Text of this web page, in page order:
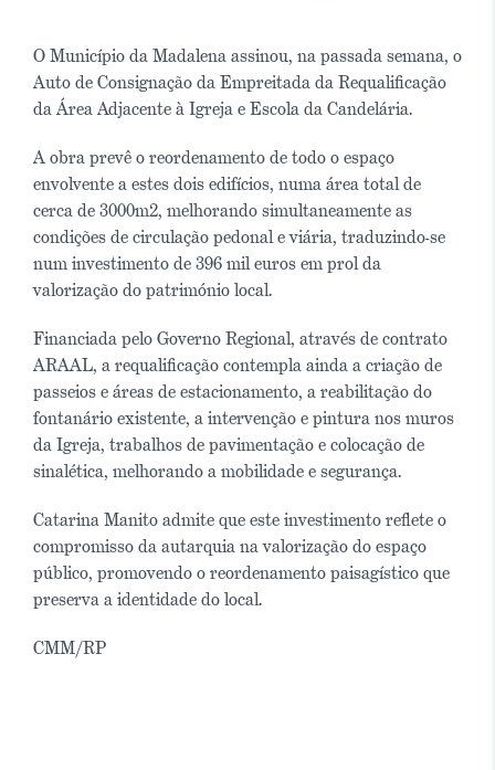
O Município da Madalena assinou, na passada semana, o
Auto de Consignação da Empreitada da Requalificação
da Área Adjacente à Igreja e Escola da Candelária.
A obra prevê o reordenamento de todo o espaço
envolvente a estes dois edifícios, numa área total de
cerca de 3000m2, melhorando simultaneamente as
condições de circulação pedonal e viária, traduzindo-se
num investimento de 396 mil euros em prol da
valorização do património local.
Financiada pelo Governo Regional, através de contrato
ARAAL, a requalificação contempla ainda a criação de
passeios e áreas de estacionamento, a reabilitação do
fontanário existente, a intervenção e pintura nos muros
da Igreja, trabalhos de pavimentação e colocação de
sinalética, melhorando a mobilidade e segurança.
Catarina Manito admite que este investimento reflete o
compromisso da autarquia na valorização do espaço
público, promovendo o reordenamento paisagístico que
preserva a identidade do local.
CMM/RP